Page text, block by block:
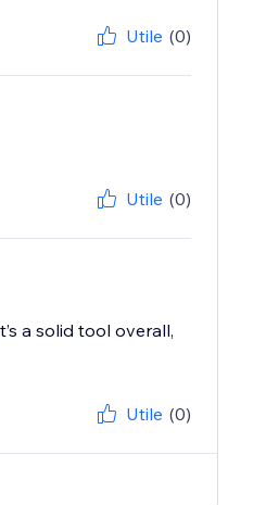
Utile (0)
Utile (0)
a solid tool overall,
Utile (0)